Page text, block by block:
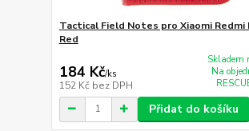
Tactical Field Notes pro Xiaomi Redmi
Red
184 Kč/ks
152 Kč bez DPH
Skladem
Na
Přidat do košíku